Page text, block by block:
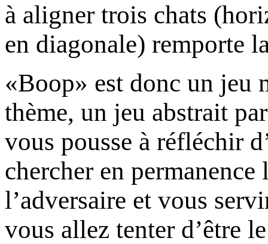
à aligner trois chats
en diagonale) remporte
«Boop» est donc un jeu
thème, un jeu abstrait
vous pousse à réfléchir
chercher en
l’adversaire et vous
vous allez tenter d’être